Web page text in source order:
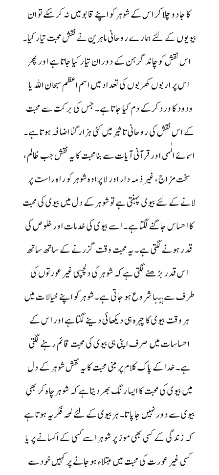
کا جادو چلا کر اس کے شوہر کو اپنے قابو میں نہ کر سکے تو ان
بیویوں کے لئے ہمارے روحانی ماہرین نے نقش محبت تیار کیا۔
اس نقش کو چاند گرہن کے دوران تیار کیا جاتا ہے اور پھر
اس پر اربوں کھربوں کی تعداد میں اسم اعظم سبحان اللہ یا
ودود کا ورد کرکے دم کیا جاتا ہے۔ جس کی برکت سے محبت
کے اس نقش کی روحانی تاثیر میں کئی ہزار گنا اضافہ ہوتا ہے۔
اسمائے الٰہی اور قرآنی آیات سے بنا محبت کا یہ نقش جب ظالم،
سخت مزاج، غیر ذمہ دار اور لاپراوہ شوہر کو راہ راست پر
لانے کے لئے بیوی پہنتی ہے تو شوہر کے دل میں بیوی کی محبت
کا احساس جاگنے لگتا ہے۔ اسے بیوی کی خدمات اور خلوص کی
قدر ہونے لگتی ہے۔ یہ محبت وقت گزرنے کے ساتھ ساتھ
اس قدر بڑھنے لگتی ہے کہ شوہر کی دلچسپی غیر عورتوں کی
طرف سے ہٹنا شروع ہو جاتی ہے۔شوہر کو اپنے خیالات میں
ہر وقت بیوی کا چہرہ ہی دیکھائی دینے لگتا ہے اور اس کے
احساسات میں صرف اپنی ہی بیوی کی محبت قائم رہنے لگتی
ہے۔ خدا کے پاک کلام پر مبنی محبت کا یہ نقش شوہر کے دل
میں بیوی کی محبت کا ایسا رنگ بھردیتا ہے کہ شوہر چاہ کر بھی
بیوی سے دور نہیں جاپاتا۔ ہر بیوی کے لئے لمحہ فکریہ ہوتا ہے
کہ زندگی کے کسی بھی موڑ پر شوہر اسے کسی کے اکسانے پر یا
کسی غیر عورت کی محبت میں مبتلاء ہوجانے پر کہیں خود سے